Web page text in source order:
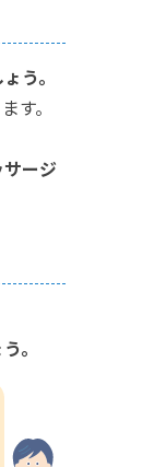
う。
す。
サージ
。